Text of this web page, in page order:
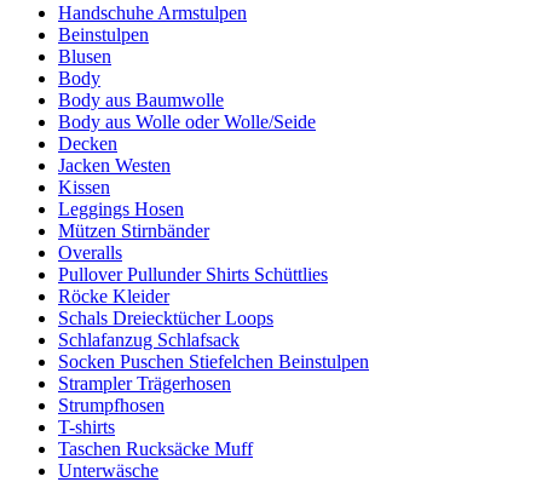
Handschuhe Armstulpen
Beinstulpen
Blusen
Body
Body aus Baumwolle
Body aus Wolle oder Wolle/Seide
Decken
Jacken Westen
Kissen
Leggings Hosen
Mützen Stirnbänder
Overalls
Pullover Pullunder Shirts Schüttlies
Röcke Kleider
Schals Dreiecktücher Loops
Schlafanzug Schlafsack
Socken Puschen Stiefelchen Beinstulpen
Strampler Trägerhosen
Strumpfhosen
T-shirts
Taschen Rucksäcke Muff
Unterwäsche